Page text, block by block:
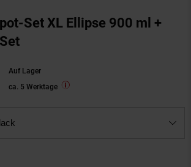
Set XL Ellipse 900 ml +
Auf Lager
ca. 5 Werktage